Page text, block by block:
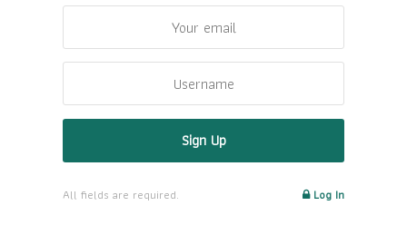
All fields are required. Log In